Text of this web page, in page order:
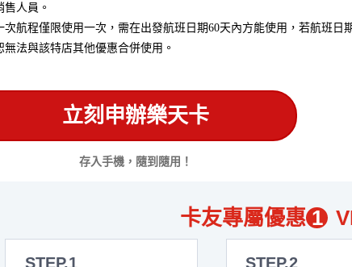
售人員。
次航程僅限使用一次，需在出發航班日期60天內方能使用，若航班日
無法與該特店其他優惠合併使用。
立刻申辦樂天卡
存入手機，隨到隨用！
卡友專屬優惠 1
STEP.1 STEP.2